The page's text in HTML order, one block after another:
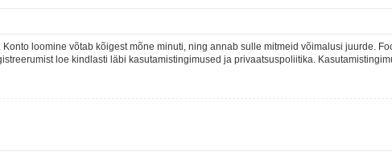
loomine võtab kõigest mõne minuti, ning annab sulle mitmeid võimalusi juurde.
loe kindlasti läbi kasutamistingimused ja privaatsuspoliitika.